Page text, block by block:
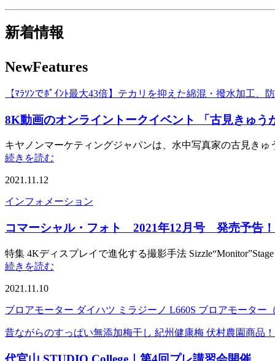
新着情報
NewFeatures
【ﾏﾗｿﾝでﾎﾟｲﾝﾄ最大43倍】テカリを抑えた綿混・撥水加工
8K動画のオンライントークイベント 「古見きゅ
キヤノンマーケティングジャパンは、水中写真家の古見き
続きを読む
2021.11.12
インフォメーション
コマーシャル・フォト 2021年12月号 発売予告！
特集 4Kディスプレイで進化する撮影手法
続きを読む
2021.11.10
ブロアモーター ダイハツ ミラジーノ L660S ブロアモーター
昔ながらのすっぱい無添加梅干し 紀州健康梅 伏村農園商品